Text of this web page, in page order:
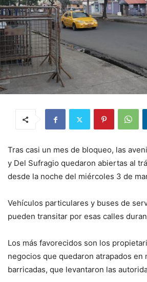
Tras casi un mes de bloqueo, las
y Del Sufragio quedaron abiertas al
desde la noche del miércoles 3 de
Vehículos particulares y buses de
pueden transitar por esas calles
Los más favorecidos son los
negocios que quedaron atrapados en
barricadas, que levantaron las